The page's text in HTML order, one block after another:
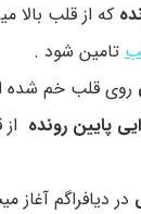
تامین شود .
روی قلب خم شده
پایین رونده
در دیافراگم